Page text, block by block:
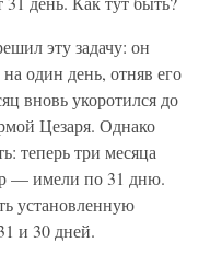
эту задачу: он
один день, отняв его
вновь укоротился до
Цезаря. Однако
теперь три месяца
— имели по 31 дню.
установленную
и 30 дней.